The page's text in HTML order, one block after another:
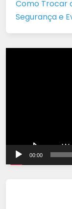
Como Trocar
Segurança e
00:00